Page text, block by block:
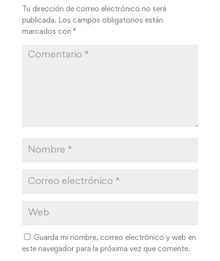
Tu dirección de correo electrónico no será
publicada. Los campos obligatorios están
marcados con *
Guarda mi nombre, correo electrónico y web en
este navegador para la próxima vez que comente.